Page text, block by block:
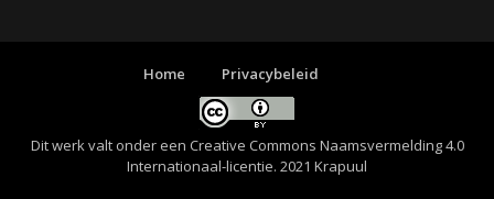
Home Privacybeleid
Dit werk valt onder een Creative Commons Naamsvermelding 4.0
Internationaal-licentie. 2021 Krapuul